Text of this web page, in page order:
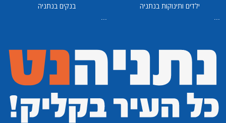
ילדים ותינוקות בנתניה
בנקים בנתניה